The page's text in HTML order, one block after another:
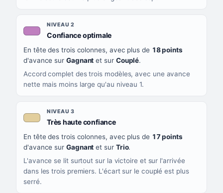
NIVEAU 2
Confiance optimale, couleur mauve
En tête des trois colonnes, avec plus de 18 points
d'avance sur Gagnant et sur Couplé.
Accord complet des trois modèles, avec une avance
nette mais moins large qu'au niveau 1.
NIVEAU 3
Très haute confiance, couleur beige
En tête des trois colonnes, avec plus de 17 points
d'avance sur Gagnant et sur Trio.
L'avance se lit surtout sur la victoire et sur l'arrivée
dans les trois premiers. L'écart sur le couplé est plus
serré.